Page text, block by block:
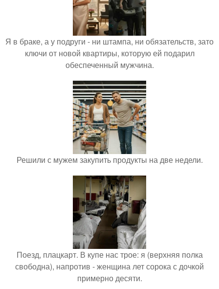
Я в браке, а у подруги - ни штампа, ни обязательств, зато
ключи от новой квартиры, которую ей подарил
обеспеченный мужчина.
Решили с мужем закупить продукты на две недели.
Поезд, плацкарт. В купе нас трое: я (верхняя полка
свободна), напротив - женщина лет сорока с дочкой
примерно десяти.